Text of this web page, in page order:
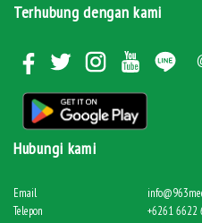
Terhubung dengan kami
Hubungi kami
Email
Telepon
+6261 6622